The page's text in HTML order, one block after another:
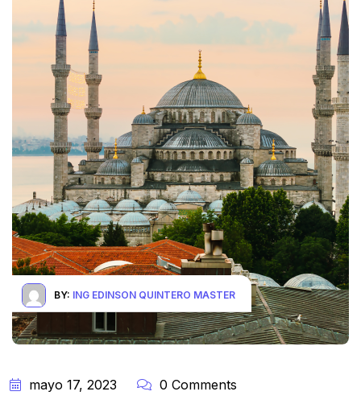
BY: ING EDINSON QUINTERO MASTER
mayo 17, 2023 0 Comments